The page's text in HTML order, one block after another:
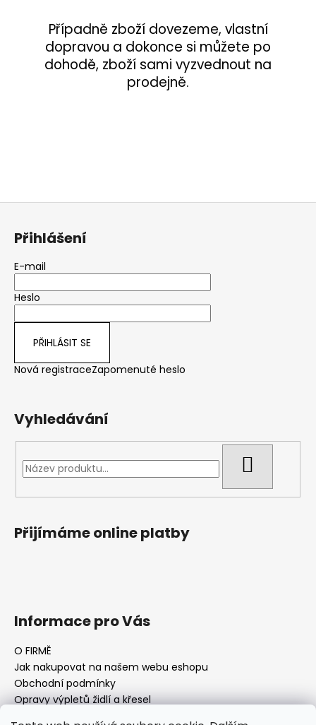
Případně zboží dovezeme, vlastní
dopravou a dokonce si můžete po
dohodě, zboží sami vyzvednout na
prodejně.
Z
Přihlášení
E-mail
Heslo
PŘIHLÁSIT SE
Nová registraceZapomenuté heslo
Vyhledávání
Přijímáme online platby
Informace pro Vás
O FIRMĚ
Jak nakupovat na našem webu eshopu
Obchodní podmínky
Opravy výpletů židlí a křesel